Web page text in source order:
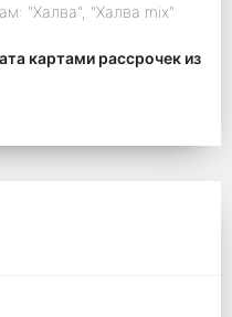
"Халва", "Халва mix"
картами рассрочек из